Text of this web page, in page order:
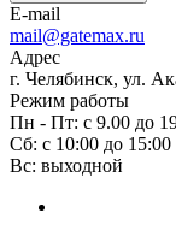
E-mail
mail@gatemax.ru
Адрес
г. Челябинск, ул.
Режим работы
Пн - Пт: с 9.00 до
Сб: с 10:00 до 15:00
Вс: выходной